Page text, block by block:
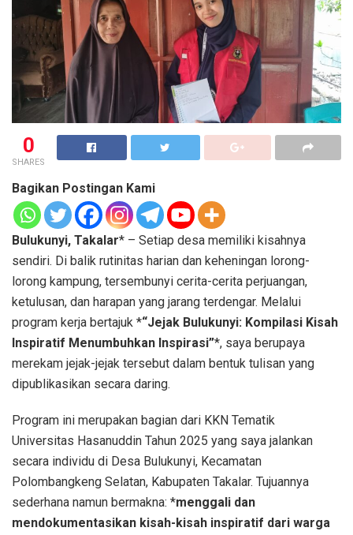
0
SHARES
Bagikan Postingan Kami
Bulukunyi, Takalar* – Setiap desa memiliki kisahnya
sendiri. Di balik rutinitas harian dan keheningan lorong-
lorong kampung, tersembunyi cerita-cerita perjuangan,
ketulusan, dan harapan yang jarang terdengar. Melalui
program kerja bertajuk *“Jejak Bulukunyi: Kompilasi Kisah
Inspiratif Menumbuhkan Inspirasi”*, saya berupaya
merekam jejak-jejak tersebut dalam bentuk tulisan yang
dipublikasikan secara daring.
Program ini merupakan bagian dari KKN Tematik
Universitas Hasanuddin Tahun 2025 yang saya jalankan
secara individu di Desa Bulukunyi, Kecamatan
Polombangkeng Selatan, Kabupaten Takalar. Tujuannya
sederhana namun bermakna: *menggali dan
mendokumentasikan kisah-kisah inspiratif dari warga